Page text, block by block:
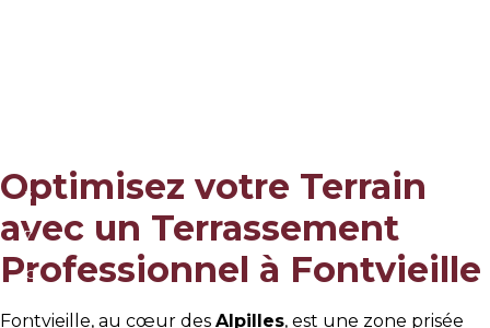
4
3
7
O
T
Optimisez votre Terrain
avec un Terrassement
Professionnel à Fontvieille
Fontvieille, au cœur des Alpilles, est une zone prisée